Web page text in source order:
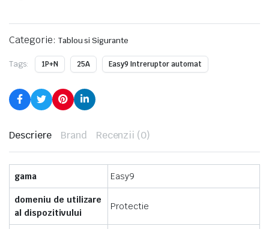
Categorie: Tablou si Sigurante
Tags: 1P+N 25A Easy9 Intreruptor automat
Descriere Brand Recenzii (0)
gama Easy9
domeniu de utilizare
al dispozitivului
Protectie